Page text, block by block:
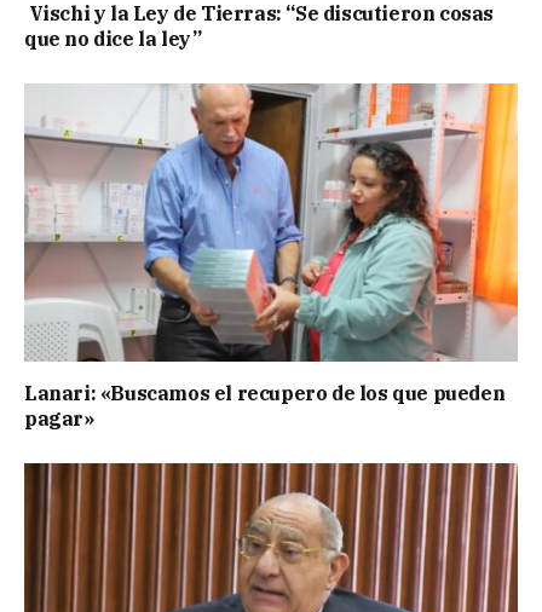
Vischi y la Ley de Tierras: “Se discutieron cosas
que no dice la ley”
Lanari: «Buscamos el recupero de los que pueden
pagar»